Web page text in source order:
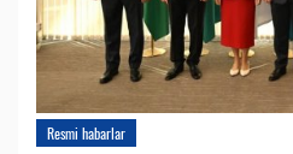
Resmi habarlar